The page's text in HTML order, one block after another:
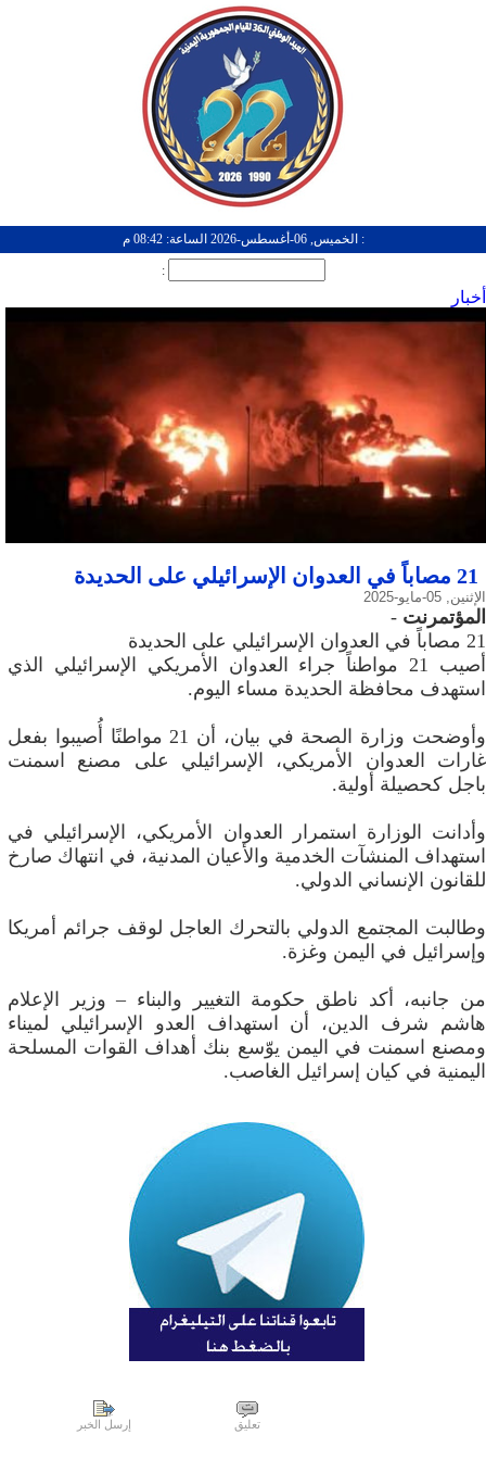
: الخميس, 06-أغسطس-2026 الساعة: 08:42 م
:
أخبار
21 مصاباً في العدوان الإسرائيلي على الحديدة
الإثنين, 05-مايو-2025
المؤتمرنت -
21 مصاباً في العدوان الإسرائيلي على الحديدة
أصيب 21 مواطناً جراء العدوان الأمريكي الإسرائيلي الذي
استهدف محافظة الحديدة مساء اليوم.
وأوضحت وزارة الصحة في بيان، أن 21 مواطنًا أُصيبوا بفعل
غارات العدوان الأمريكي، الإسرائيلي على مصنع اسمنت
باجل كحصيلة أولية.
وأدانت الوزارة استمرار العدوان الأمريكي، الإسرائيلي في
استهداف المنشآت الخدمية والأعيان المدنية، في انتهاك صارخ
للقانون الإنساني الدولي.
وطالبت المجتمع الدولي بالتحرك العاجل لوقف جرائم أمريكا
وإسرائيل في اليمن وغزة.
من جانبه، أكد ناطق حكومة التغيير والبناء – وزير الإعلام
هاشم شرف الدين، أن استهداف العدو الإسرائيلي لميناء
ومصنع اسمنت في اليمن يوّسع بنك أهداف القوات المسلحة
اليمنية في كيان إسرائيل الغاصب.
تعليق إرسل الخبر